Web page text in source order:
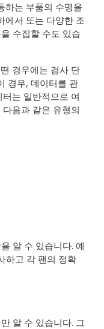
하는 부품의 수명을
에서 또는 다양한 조
수집할 수도 있습
경우에는 검사 단
경우, 데이터를 관
는 일반적으로 여
음과 같은 유형의
알 수 있습니다. 예
하고 각 팬의 정확
알 수 있습니다. 그